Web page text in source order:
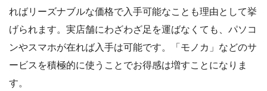
ればリーズナブルな価格で入手可能なことも理由として挙
げられます。実店舗にわざわざ足を運ばなくても、パソコ
ンやスマホが在れば入手は可能です。「モノカ」などのサ
ービスを積極的に使うことでお得感は増すことになりま
す。